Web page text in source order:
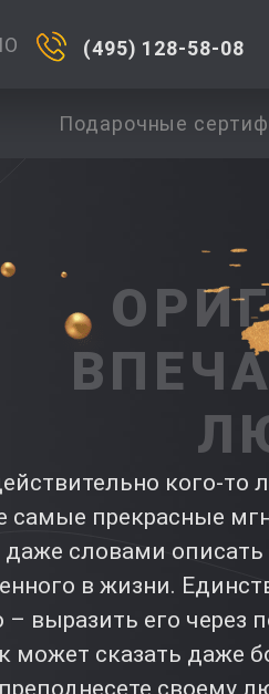
(495) 128-58-08
Подарочные
кого-то
самые прекрасные
словами описать
в жизни.
– выразить его через
может сказать даже
своему